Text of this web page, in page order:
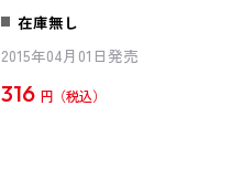
在庫無し
2015年04月01日発売
316 円